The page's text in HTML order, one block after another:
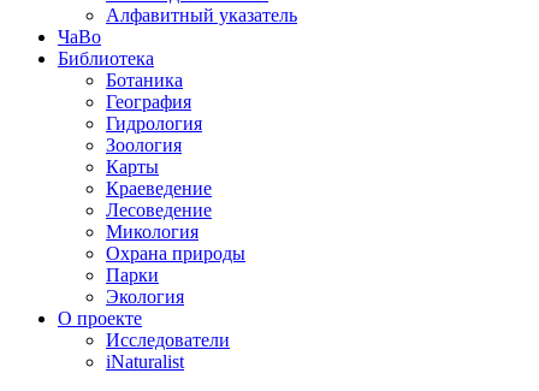
Алфавитный указатель
ЧаВо
Библиотека
Ботаника
География
Гидрология
Зоология
Карты
Краеведение
Лесоведение
Микология
Охрана природы
Парки
Экология
О проекте
Исследователи
iNaturalist